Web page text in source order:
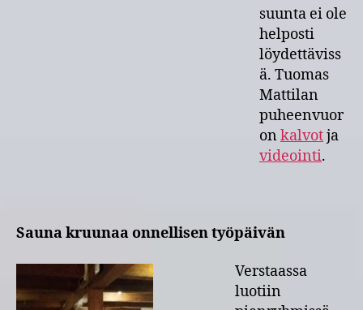
suunta ei ole
helposti
löydettäviss
ä. Tuomas
Mattilan
puheenvuor
onkalvotja
videointi.
Sauna kruunaa onnellisen työpäivän
Verstaassa
luotiin